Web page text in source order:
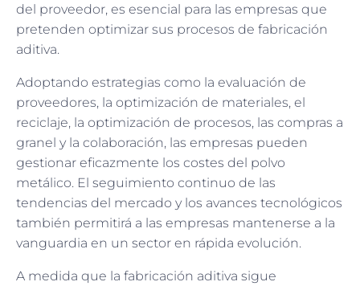
del proveedor, es esencial para las empresas que
pretenden optimizar sus procesos de fabricación
aditiva.
Adoptando estrategias como la evaluación de
proveedores, la optimización de materiales, el
reciclaje, la optimización de procesos, las compras a
granel y la colaboración, las empresas pueden
gestionar eficazmente los costes del polvo
metálico. El seguimiento continuo de las
tendencias del mercado y los avances tecnológicos
también permitirá a las empresas mantenerse a la
vanguardia en un sector en rápida evolución.
A medida que la fabricación aditiva sigue